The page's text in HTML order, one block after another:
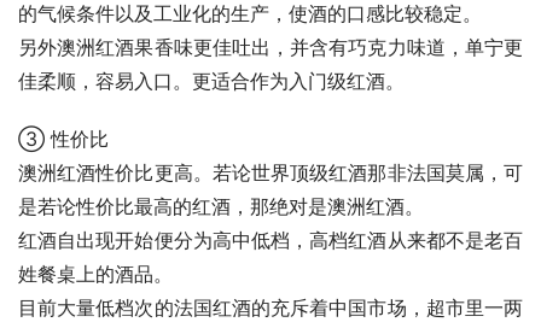
的气候条件以及工业化的生产，使酒的口感比较稳定。
另外澳洲红酒果香味更佳吐出，并含有巧克力味道，单宁更
佳柔顺，容易入口。更适合作为入门级红酒。
③ 性价比
澳洲红酒性价比更高。若论世界顶级红酒那非法国莫属，可
是若论性价比最高的红酒，那绝对是澳洲红酒。
红酒自出现开始便分为高中低档，高档红酒从来都不是老百
姓餐桌上的酒品。
目前大量低档次的法国红酒的充斥着中国市场，超市里一两